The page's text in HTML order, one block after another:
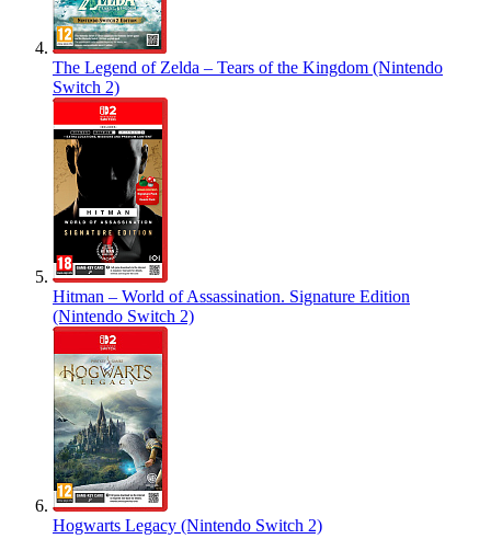
The Legend of Zelda – Tears of the Kingdom (Nintendo
Switch 2)
Hitman – World of Assassination. Signature Edition
(Nintendo Switch 2)
Hogwarts Legacy (Nintendo Switch 2)